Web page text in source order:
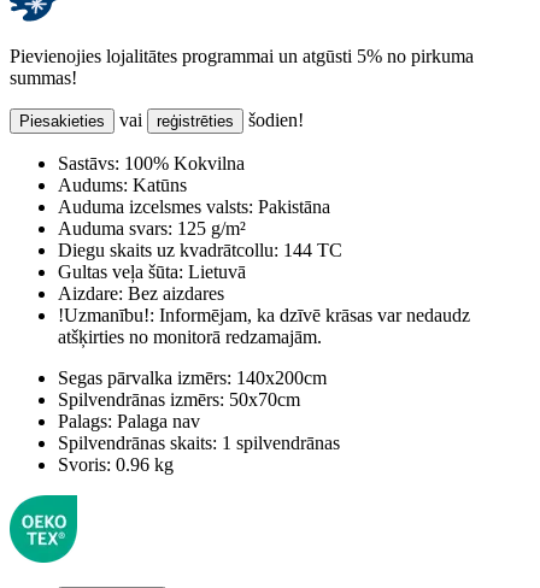
Pievienojies lojalitātes programmai un atgūsti 5% no pirkuma
summas!
Piesakieties vai reģistrēties šodien!
Sastāvs: 100% Kokvilna
Audums: Katūns
Auduma izcelsmes valsts: Pakistāna
Auduma svars: 125 g/m²
Diegu skaits uz kvadrātcollu: 144 TC
Gultas veļa šūta: Lietuvā
Aizdare: Bez aizdares
!Uzmanību!: Informējam, ka dzīvē krāsas var nedaudz
atšķirties no monitorā redzamajām.
Segas pārvalka izmērs: 140x200cm
Spilvendrānas izmērs: 50x70cm
Palags: Palaga nav
Spilvendrānas skaits: 1 spilvendrānas
Svoris: 0.96 kg